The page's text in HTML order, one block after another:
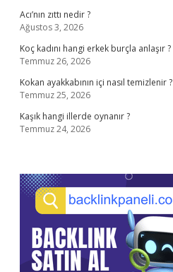
Acı’nın zıttı nedir ?
Ağustos 3, 2026
Koç kadını hangi erkek burçla anlaşır ?
Temmuz 26, 2026
Kokan ayakkabının içi nasıl temizlenir ?
Temmuz 25, 2026
Kaşık hangi illerde oynanır ?
Temmuz 24, 2026